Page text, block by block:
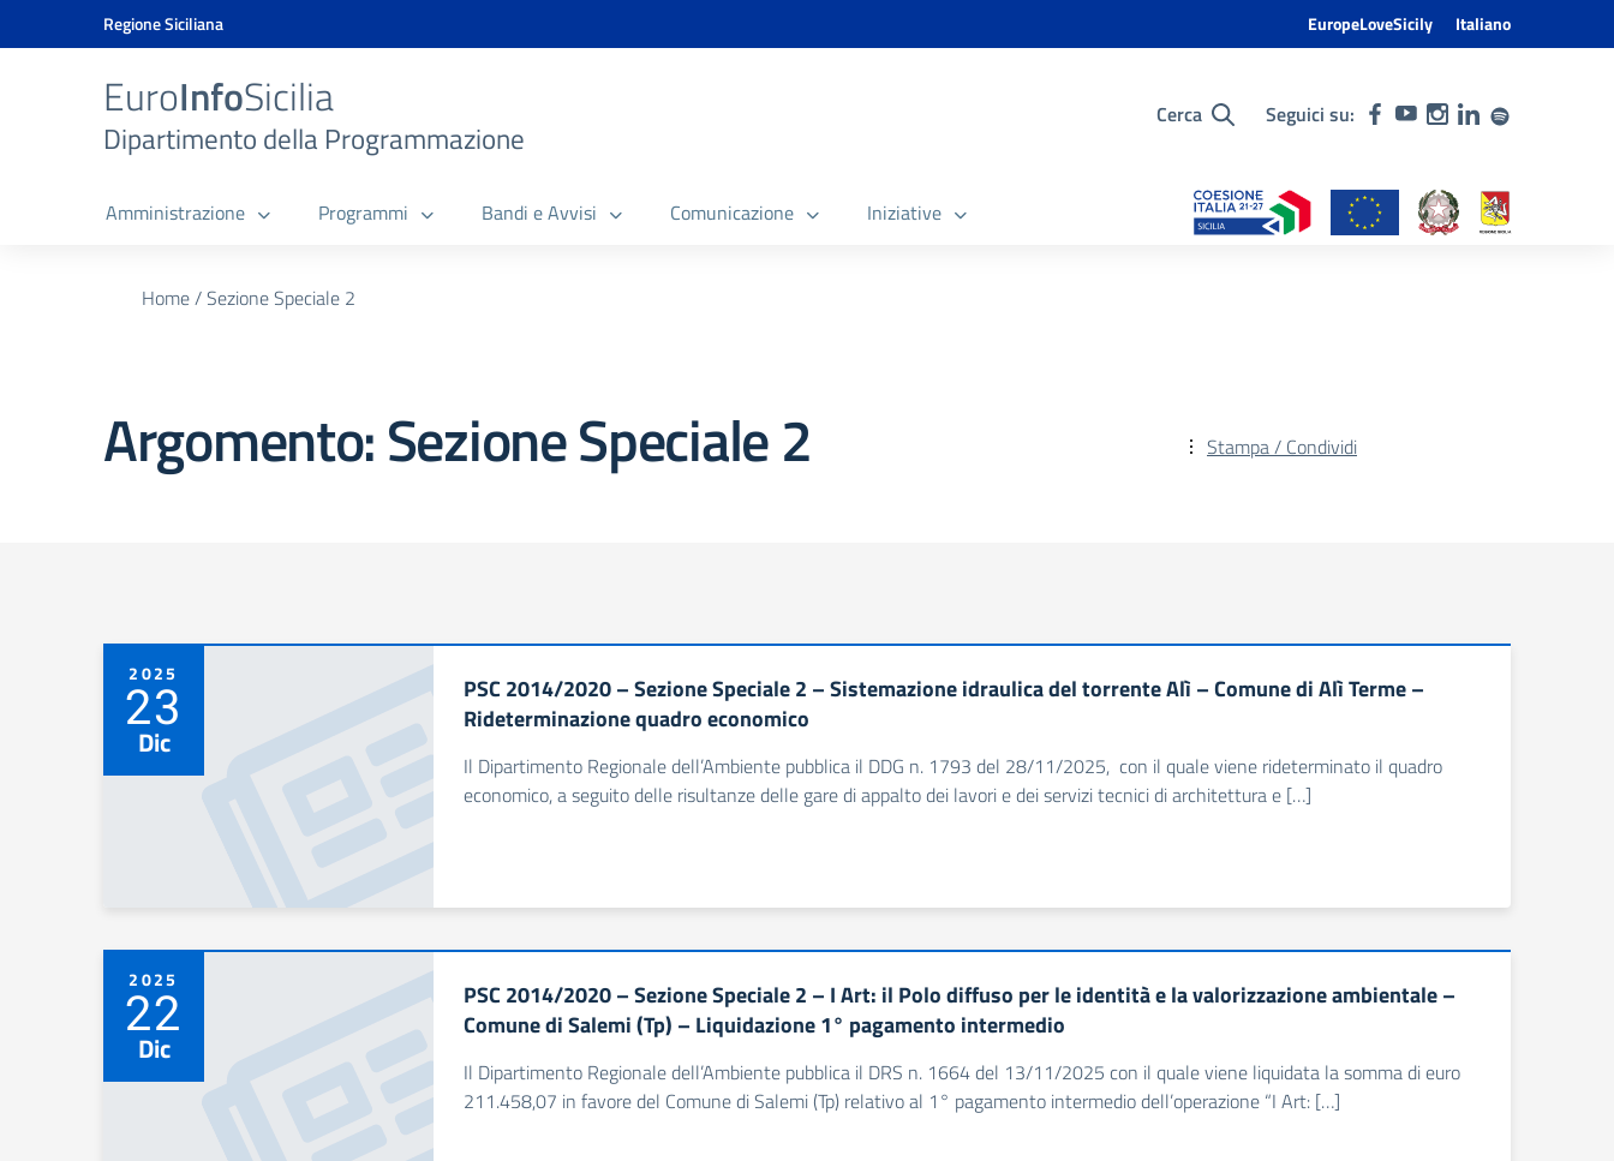
Vai ai contenuti
Vai al menu di navigazione
Vai al banner delle Cookie Policy
Regione Siciliana EuropeLoveSicily Italiano
EuroInfoSicilia
Dipartimento della Programmazione
Cerca Seguici su:
Amministrazione Programmi Bandi e Avvisi Comunicazione Iniziative
Home/Sezione Speciale 2
Argomento: Sezione Speciale 2 Stampa / Condividi
2025
23
Dic
PSC 2014/2020 – Sezione Speciale 2 – Sistemazione idraulica del torrente Alì – Comune di Alì Terme –
Rideterminazione quadro economico
Il Dipartimento Regionale dell’Ambiente pubblica il DDG n. 1793 del 28/11/2025, con il quale viene rideterminato il quadro
economico, a seguito delle risultanze delle gare di appalto dei lavori e dei servizi tecnici di architettura e […]
2025
22
Dic
PSC 2014/2020 – Sezione Speciale 2 – I Art: il Polo diffuso per le identità e la valorizzazione ambientale –
Comune di Salemi (Tp) – Liquidazione 1° pagamento intermedio
Il Dipartimento Regionale dell’Ambiente pubblica il DRS n. 1664 del 13/11/2025 con il quale viene liquidata la somma di euro
211.458,07 in favore del Comune di Salemi (Tp) relativo al 1° pagamento intermedio dell’operazione “I Art: […]